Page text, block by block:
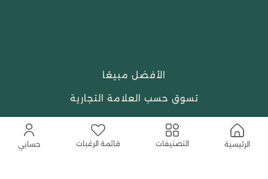
الرئيسية التصنيفات قائمة الرغبات حسابي
الأفضل مبيعًا
تسوق حسب العلامة التجارية
الجمال والعطور
احتياجات العبادة